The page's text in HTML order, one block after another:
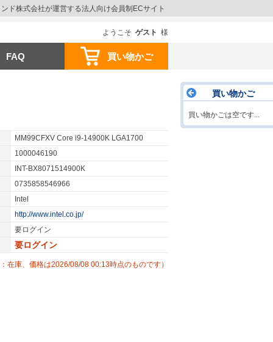
ようこそ ゲスト 様
ド株式会社が運営する法人向け会員制ECサイト
FAQ 買い物かご
MM99CFXV Core i9-14900K LGA1700
1000046190
INT-BX8071514900K
0735858546966
Intel
http://www.intel.co.jp/
要ログイン
要ログイン
在庫、価格は2026/08/08 00:13時点のものです）
買い物かご
買い物かごは空です...